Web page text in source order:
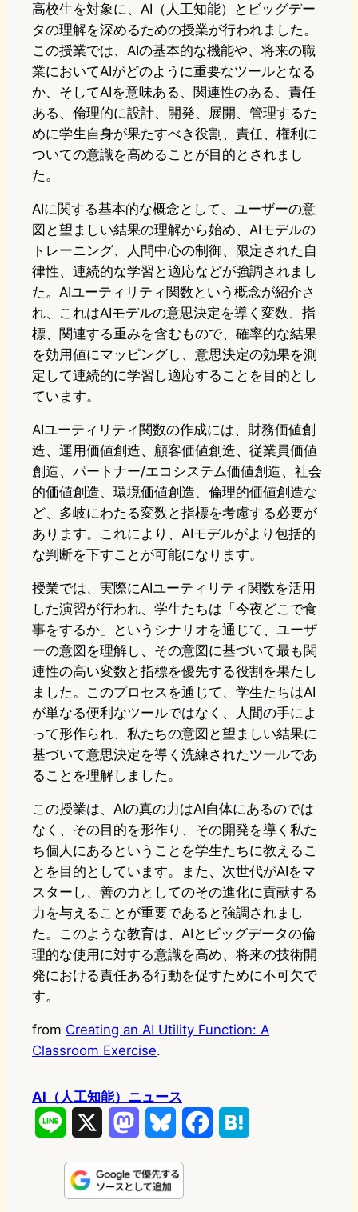
高校生を対象に、AI（人工知能）とビッグデー
タの理解を深めるための授業が行われました。
この授業では、AIの基本的な機能や、将来の職
業においてAIがどのように重要なツールとなる
か、そしてAIを意味ある、関連性のある、責任
ある、倫理的に設計、開発、展開、管理するた
めに学生自身が果たすべき役割、責任、権利に
ついての意識を高めることが目的とされまし
た。
AIに関する基本的な概念として、ユーザーの意
図と望ましい結果の理解から始め、AIモデルの
トレーニング、人間中心の制御、限定された自
律性、連続的な学習と適応などが強調されまし
た。AIユーティリティ関数という概念が紹介さ
れ、これはAIモデルの意思決定を導く変数、指
標、関連する重みを含むもので、確率的な結果
を効用値にマッピングし、意思決定の効果を測
定して連続的に学習し適応することを目的とし
ています。
AIユーティリティ関数の作成には、財務価値創
造、運用価値創造、顧客価値創造、従業員価値
創造、パートナー/エコシステム価値創造、社会
的価値創造、環境価値創造、倫理的価値創造な
ど、多岐にわたる変数と指標を考慮する必要が
あります。これにより、AIモデルがより包括的
な判断を下すことが可能になります。
授業では、実際にAIユーティリティ関数を活用
した演習が行われ、学生たちは「今夜どこで食
事をするか」というシナリオを通じて、ユーザ
ーの意図を理解し、その意図に基づいて最も関
連性の高い変数と指標を優先する役割を果たし
ました。このプロセスを通じて、学生たちはAI
が単なる便利なツールではなく、人間の手によ
って形作られ、私たちの意図と望ましい結果に
基づいて意思決定を導く洗練されたツールであ
ることを理解しました。
この授業は、AIの真の力はAI自体にあるのでは
なく、その目的を形作り、その開発を導く私た
ち個人にあるということを学生たちに教えるこ
とを目的としています。また、次世代がAIをマ
スターし、善の力としてのその進化に貢献する
力を与えることが重要であると強調されまし
た。このような教育は、AIとビッグデータの倫
理的な使用に対する意識を高め、将来の技術開
発における責任ある行動を促すために不可欠で
す。
from Creating an AI Utility Function: A
Classroom Exercise.
AI（人工知能）ニュース
n
s
u